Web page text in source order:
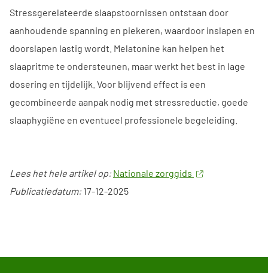
Stressgerelateerde slaapstoornissen ontstaan door
aanhoudende spanning en piekeren, waardoor inslapen en
doorslapen lastig wordt. Melatonine kan helpen het
slaapritme te ondersteunen, maar werkt het best in lage
dosering en tijdelijk. Voor blijvend effect is een
gecombineerde aanpak nodig met stressreductie, goede
slaaphygiëne en eventueel professionele begeleiding.
Lees het hele artikel op: Nationale zorggids
Publicatiedatum:17-12-2025